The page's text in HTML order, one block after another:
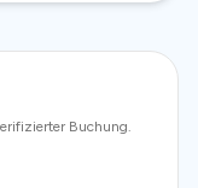
Buchung.